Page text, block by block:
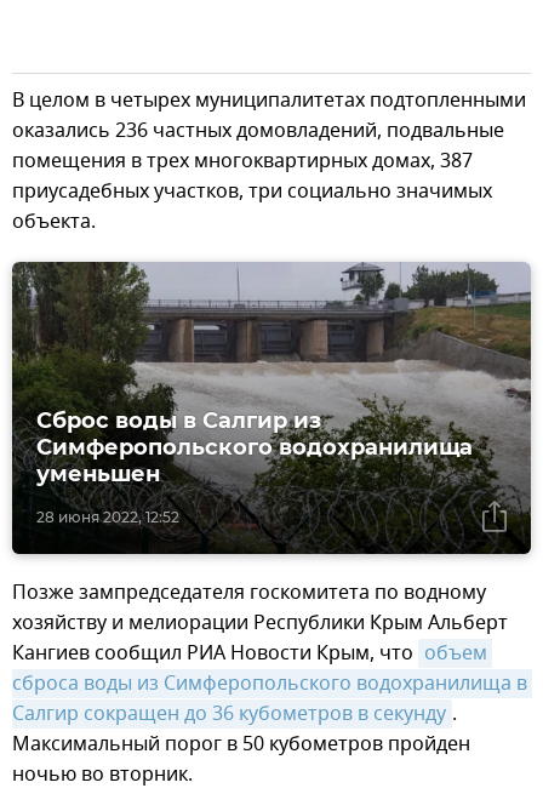
В целом в четырех муниципалитетах подтопленными
оказались 236 частных домовладений, подвальные
помещения в трех многоквартирных домах, 387
приусадебных участков, три социально значимых
объекта.
28 июня 2022, 12:52
Сброс воды в Салгир из
Симферопольского водохранилища
уменьшен
Позже зампредседателя госкомитета по водному
хозяйству и мелиорации Республики Крым Альберт
Кангиев сообщил РИА Новости Крым, что объем
сброса воды из Симферопольского водохранилища в
Салгир сокращен до 36 кубометров в секунду .
Максимальный порог в 50 кубометров пройден
ночью во вторник.